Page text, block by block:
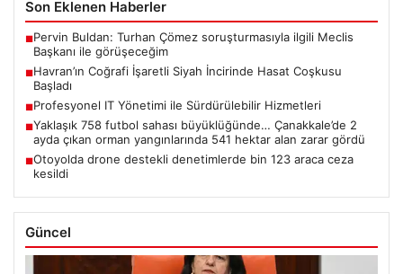
Son Eklenen Haberler
■Pervin Buldan: Turhan Çömez soruşturmasıyla ilgili Meclis
Başkanı ile görüşeceğim
■Havran’ın Coğrafi İşaretli Siyah İncirinde Hasat Coşkusu
Başladı
■Profesyonel IT Yönetimi ile Sürdürülebilir Hizmetleri
■Yaklaşık 758 futbol sahası büyüklüğünde… Çanakkale’de 2
ayda çıkan orman yangınlarında 541 hektar alan zarar gördü
■Otoyolda drone destekli denetimlerde bin 123 araca ceza
kesildi
Güncel